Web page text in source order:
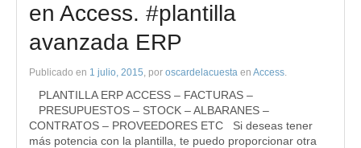
en Access. #plantilla
avanzada ERP
Publicado en 1 julio, 2015, por oscardelacuesta en Access.
PLANTILLA ERP ACCESS – FACTURAS –
PRESUPUESTOS – STOCK – ALBARANES –
CONTRATOS – PROVEEDORES ETC Si deseas tener
más potencia con la plantilla, te puedo proporcionar otra